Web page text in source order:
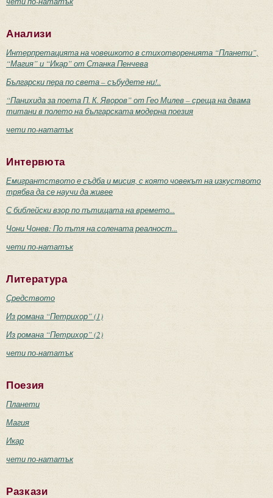
Анализи
Интерпретацията на човешкото в стихотворенията “Планети”,
“Магия” и “Икар” от Станка Пенчева
Български пера по света – събудете ни!..
“Панихида за поета П. К. Яворов” от Гео Милев – среща на двама
титани в полето на българската модерна поезия
чети по-нататък
Интервюта
Емигрантството е съдба и мисия, с която човекът на изкуството
трябва да се научи да живее
С библейски взор по пътищата на времето...
Чони Чонев: По пътя на солената реалност...
чети по-нататък
Литература
Средството
Из романа “Петрихор” (1)
Из романа “Петрихор” (2)
чети по-нататък
Поезия
Планети
Магия
Икар
чети по-нататък
Разкази